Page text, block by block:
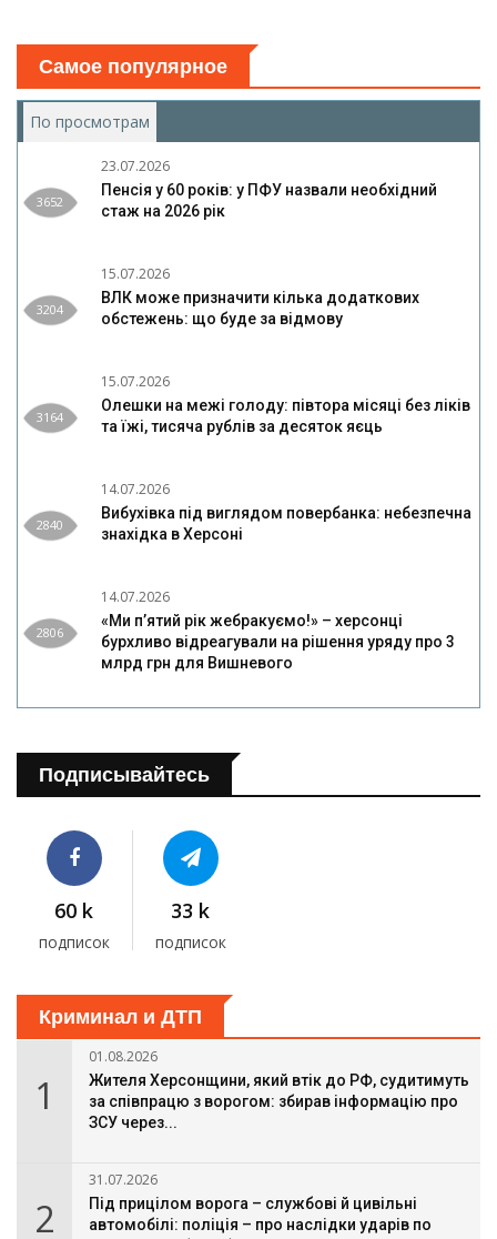
Самое популярное
По просмотрам
3652
23.07.2026
Пенсія у 60 років: у ПФУ назвали необхідний
стаж на 2026 рік
3204
15.07.2026
ВЛК може призначити кілька додаткових
обстежень: що буде за відмову
3164
15.07.2026
Олешки на межі голоду: півтора місяці без ліків
та їжі, тисяча рублів за десяток яєць
2840
14.07.2026
Вибухівка під виглядом повербанка: небезпечна
знахідка в Херсоні
2806
14.07.2026
«Ми п’ятий рік жебракуємо!» – херсонці
бурхливо відреагували на рішення уряду про 3
млрд грн для Вишневого
Подписывайтесь
60 k
подписок
33 k
подписок
Криминал и ДТП
1
01.08.2026
Жителя Херсонщини, який втік до РФ, судитимуть
за співпрацю з ворогом: збирав інформацію про
ЗСУ через...
2
31.07.2026
Під прицілом ворога – службові й цивільні
автомобілі: поліція – про наслідки ударів по